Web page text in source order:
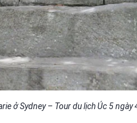
ở Sydney – Tour du lịch Úc 5 ngày